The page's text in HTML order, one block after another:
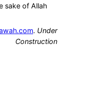
sake of Allah
. Under
Construction